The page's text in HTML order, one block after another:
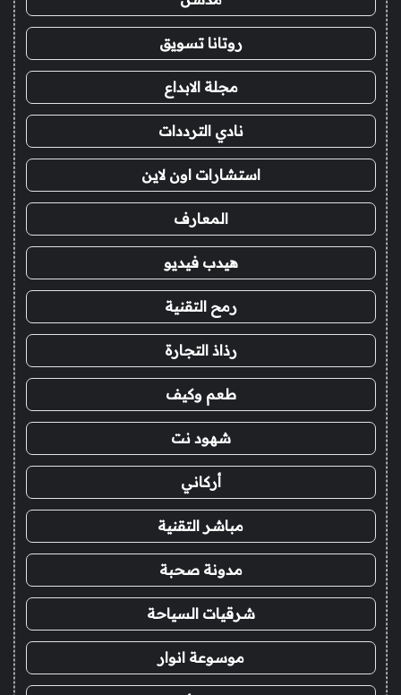
روتانا تسويق
مجلة الابداع
نادي الترددات
استشارات اون لاين
المعارف
هيدب فيديو
رمح التقنية
رذاذ التجارة
طعم وكيف
شهود نت
أركاني
مباشر التقنية
مدونة صحبة
شرقيات السياحة
موسوعة انوار